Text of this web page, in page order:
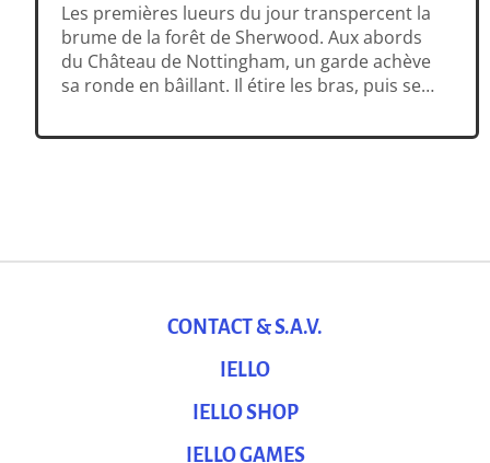
Les premières lueurs du jour transpercent la
brume de la forêt de Sherwood. Aux abords
du Château de Nottingham, un garde achève
sa ronde en bâillant. Il étire les bras, puis se
fugace s’approche, vive comme un serpent.
CONTACT & S.A.V.
IELLO
IELLO SHOP
IELLO GAMES